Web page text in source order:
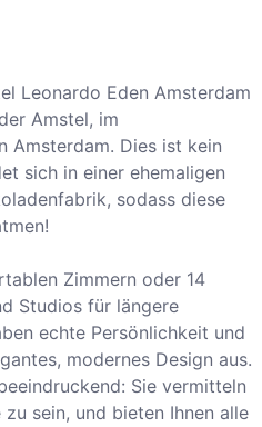
Leonardo Eden Amsterdam
Amstel, im
Amsterdam. Dies ist kein
sich in einer ehemaligen
sodass diese
Zimmern oder 14
Studios für längere
echte Persönlichkeit und
modernes Design aus.
Sie vermitteln
sein, und bieten Ihnen alle